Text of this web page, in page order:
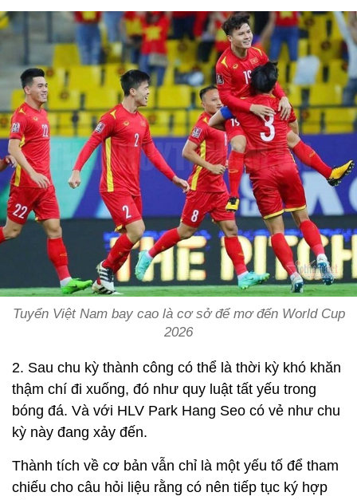
Tuyển Việt Nam bay cao là cơ sở để mơ đến World Cup
2026
2. Sau chu kỳ thành công có thể là thời kỳ khó khăn
thậm chí đi xuống, đó như quy luật tất yếu trong
bóng đá. Và với HLV Park Hang Seo có vẻ như chu
kỳ này đang xảy đến.
Thành tích về cơ bản vẫn chỉ là một yếu tố để tham
chiếu cho câu hỏi liệu rằng có nên tiếp tục ký hợp